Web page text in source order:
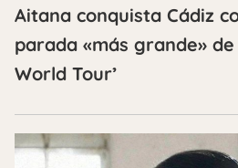
Aitana conquista Cádiz
parada «más grande» de
World Tour’